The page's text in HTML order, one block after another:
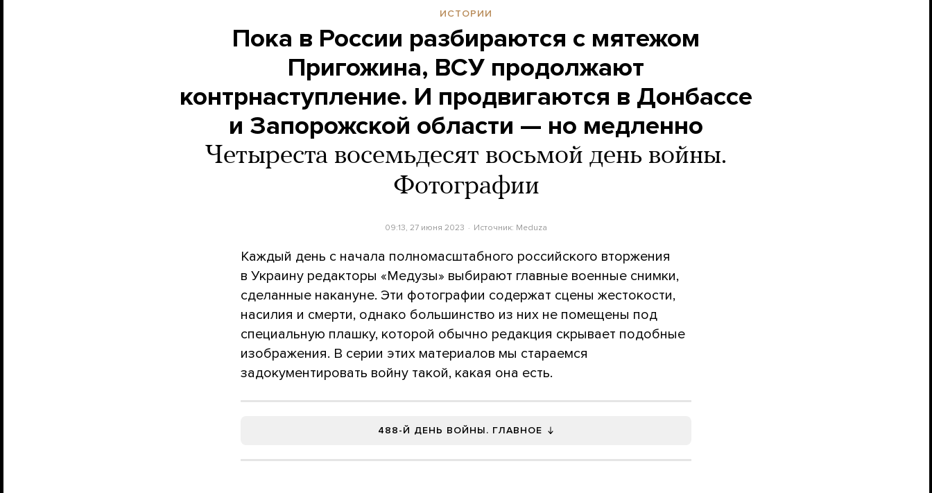
ИСТОРИИ
Пока в России разбираются с мятежом
Пригожина, ВСУ продолжают
контрнаступление. И продвигаются в Донбассе
и Запорожской области — но медленно
Четыреста восемьдесят восьмой день войны.
Фотографии
09:13, 27 июня 2023 Источник: Meduza
Каждый день с начала полномасштабного российского вторжения
в Украину редакторы «Медузы» выбирают главные военные снимки,
сделанные накануне. Эти фотографии содержат сцены жестокости,
насилия и смерти, однако большинство из них не помещены под
специальную плашку, которой обычно редакция скрывает подобные
изображения. В серии этих материалов мы стараемся
задокументировать войну такой, какая она есть.
488-Й ДЕНЬ ВОЙНЫ. ГЛАВНОЕ